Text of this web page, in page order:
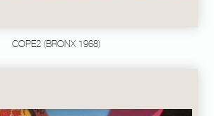
COPE2 (BRONX 1968)